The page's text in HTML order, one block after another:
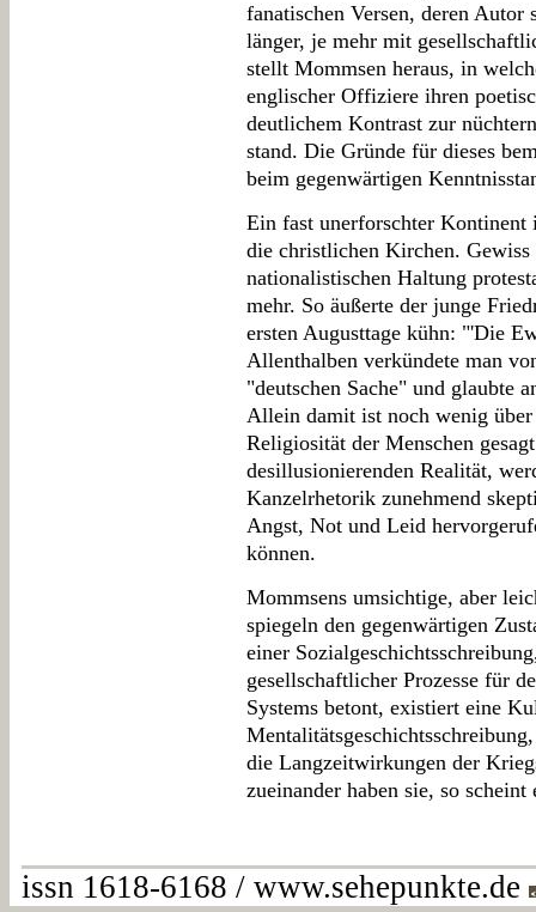
fanatischen Versen, deren Autor
länger, je mehr mit
stellt Mommsen heraus, in
englischer Offiziere ihren
deutlichem Kontrast zur
stand. Die Gründe für dieses
beim gegenwärtigen
Ein fast unerforschter Kontinent
die christlichen Kirchen. Gewiss
nationalistischen Haltung
mehr. So äußerte der junge
ersten Augusttage kühn: "'Die
Allenthalben verkündete man
"deutschen Sache" und glaubte
Allein damit ist noch wenig
Religiosität der Menschen
desillusionierenden Realität,
Kanzelrhetorik zunehmend
Angst, Not und Leid
können.
Mommsens umsichtige, aber
spiegeln den gegenwärtigen
einer
gesellschaftlicher Prozesse für
Systems betont, existiert eine
die Langzeitwirkungen der
zueinander haben sie, so
issn 1618-6168 / www.sehepunkte.de